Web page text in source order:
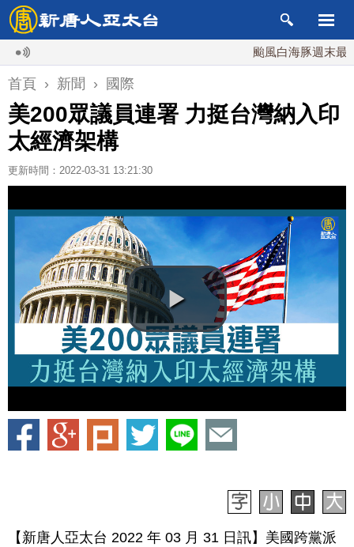
颱風白海豚週末最接近
首頁 › 新聞 › 國際
美200眾議員連署 力挺台灣納入印
太經濟架構
更新時間：2022-03-31 13:21:30
【新唐人亞太台 2022 年 03 月 31 日訊】美國跨黨派